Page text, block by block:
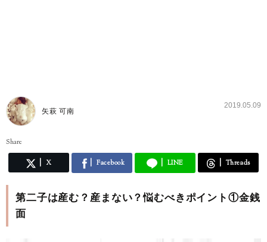
矢萩 可南
2019.05.09
Share
X Facebook LINE Threads
第二子は産む？産まない？悩むべきポイント①金銭
面